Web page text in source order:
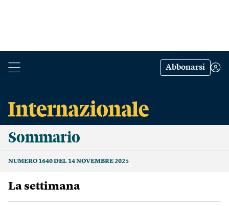
Abbonarsi
Sommario
NUMERO 1640 DEL 14 NOVEMBRE 2025
La settimana